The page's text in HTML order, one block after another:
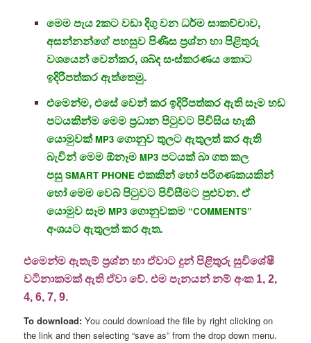
මෙම පැය2කට වඩා දිගු වන ධර්ම සාකච්චාව,
අසන්නන්ගේ පහසුව පිණිස ප්‍රශ්න හා පිළිතුරු
වශයෙන් වෙන්කර, ශබ්ද සංස්කරණය කොට
ඉදිරිපත්කර ඇත්තෙමු.
එමෙන්ම, එසේ වෙන් කර ඉදිරිපත්කර ඇති සෑම හඬ
පටයකින්ම මෙම ප්‍රධාන පිටුවට පිවිසිය හැකි
යොමුවක්MP3 ගොනුව තුලට ඇතුලත් කර ඇති
බැවින් මෙම ඕනෑමMP3 පටයක් බා ගත කල
පසු SMART PHONE එකකින් හෝ පරිගණකයකින්
හෝ මෙම වෙබ් පිටුවට පිවිසීමට පුළුවන. ඒ
යොමුවසෑම MP3ගොනුවකම “COMMENTS”
අංශයට ඇතුලත් කර ඇත.
එමෙන්ම ඇතැම් ප්‍රශ්න හා ඒවාට දුන් පිළිතුරු සුවිශේෂී
වටිනාකමක් ඇති ඒවා වේ. එම පැනයන් නම් අංක 1, 2,
4, 6, 7, 9.
To download: You could download the file by right clicking on
the link and then selecting “save as” from the drop down menu.